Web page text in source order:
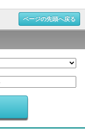
ページの先頭へ戻る